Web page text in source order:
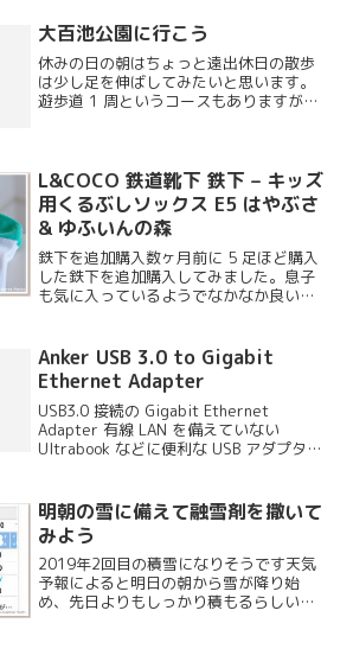
大百池公園に行こう
休みの日の朝はちょっと遠出休日の散歩
は少し足を伸ばしてみたいと思います。
遊歩道 1 周というコースもありますが、
L&COCO 鉄道靴下 鉄下 – キッズ
用くるぶしソックス E5 はやぶさ
& ゆふいんの森
鉄下を追加購入数ヶ月前に 5 足ほど購入
した鉄下を追加購入してみました。息子
も気に入っているようでなかなか良い靴
Anker USB 3.0 to Gigabit
Ethernet Adapter
USB3.0 接続の Gigabit Ethernet
Adapter 有線 LAN を備えていない
Ultrabook などに便利な USB アダプター
ークを...
明朝の雪に備えて融雪剤を撒いて
みよう
2019年2回目の積雪になりそうです天気
予報によると明日の朝から雪が降り始
め、先日よりもしっかり積もるらしいで